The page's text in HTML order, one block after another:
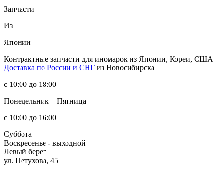
Запчасти
Из
Японии
Контрактные запчасти для иномарок из Японии, Кореи, США
Доставка по России и СНГ из Новосибирска
с 10:00 до 18:00
Понедельник – Пятница
с 10:00 до 16:00
Суббота
Воскресенье - выходной
Левый берег
ул. Петухова, 45